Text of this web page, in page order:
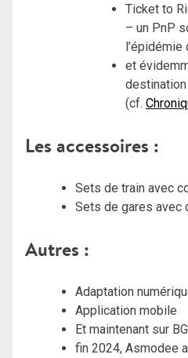
Ticket to
– un PnP
l’épidémie
et
(cf.
Les accessoires :
Sets de train avec
Sets de gares avec
Autres :
Adaptation
Application mobile
Et maintenant sur
fin 2024, Asmodee